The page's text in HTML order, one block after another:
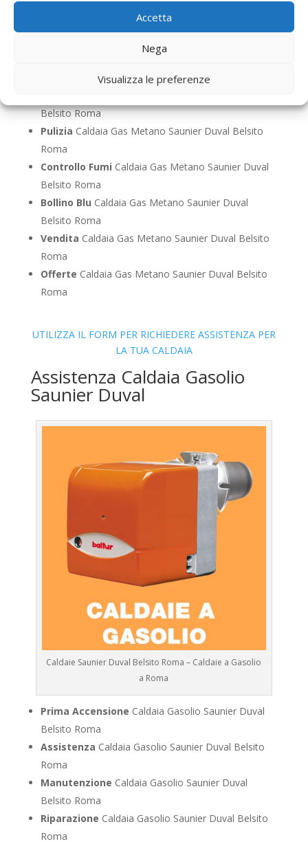
Accetta
Nega
Visualizza le preferenze
Caldaia Gas Metano Saunier Duval
Duval Belsito Roma
Belsito Roma
Pulizia Caldaia Gas Metano Saunier Duval Belsito
Roma
Controllo Fumi Caldaia Gas Metano Saunier Duval
Belsito Roma
Bollino Blu Caldaia Gas Metano Saunier Duval
Belsito Roma
Vendita Caldaia Gas Metano Saunier Duval Belsito
Roma
Offerte Caldaia Gas Metano Saunier Duval Belsito
Roma
UTILIZZA IL FORM PER RICHIEDERE ASSISTENZA PER
LA TUA CALDAIA
Assistenza Caldaia Gasolio
Saunier Duval
Caldaie Saunier Duval Belsito Roma – Caldaie a Gasolio
a Roma
Prima Accensione Caldaia Gasolio Saunier Duval
Belsito Roma
Assistenza Caldaia Gasolio Saunier Duval Belsito
Roma
Manutenzione Caldaia Gasolio Saunier Duval
Belsito Roma
Riparazione Caldaia Gasolio Saunier Duval Belsito
Roma